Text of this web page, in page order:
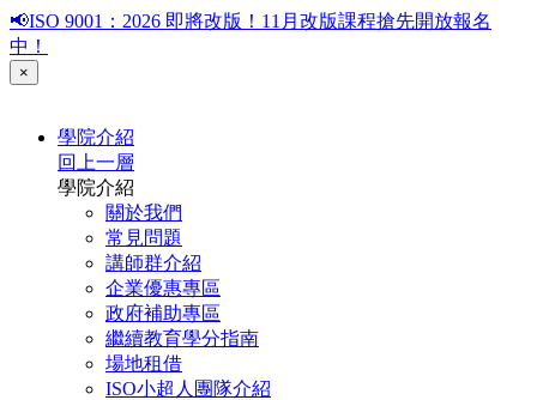
📢ISO 9001：2026 即將改版！11月改版課程搶先開放報名
中！
×
學院介紹
回上一層
學院介紹
關於我們
常見問題
講師群介紹
企業優惠專區
政府補助專區
繼續教育學分指南
場地租借
ISO小超人團隊介紹